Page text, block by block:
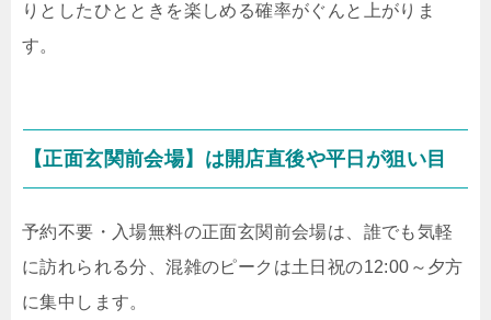
りとしたひとときを楽しめる確率がぐんと上がりま
す。
【正面玄関前会場】は開店直後や平日が狙い目
予約不要・入場無料の正面玄関前会場は、誰でも気軽
に訪れられる分、混雑のピークは土日祝の12:00～夕方
に集中します。